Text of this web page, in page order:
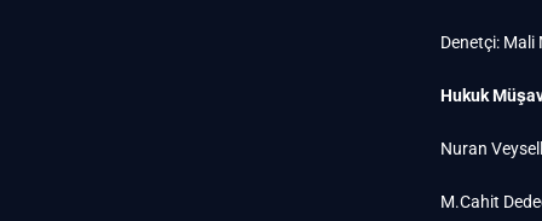
Denetçi: Mali
Hukuk
Nuran
M.Cahit